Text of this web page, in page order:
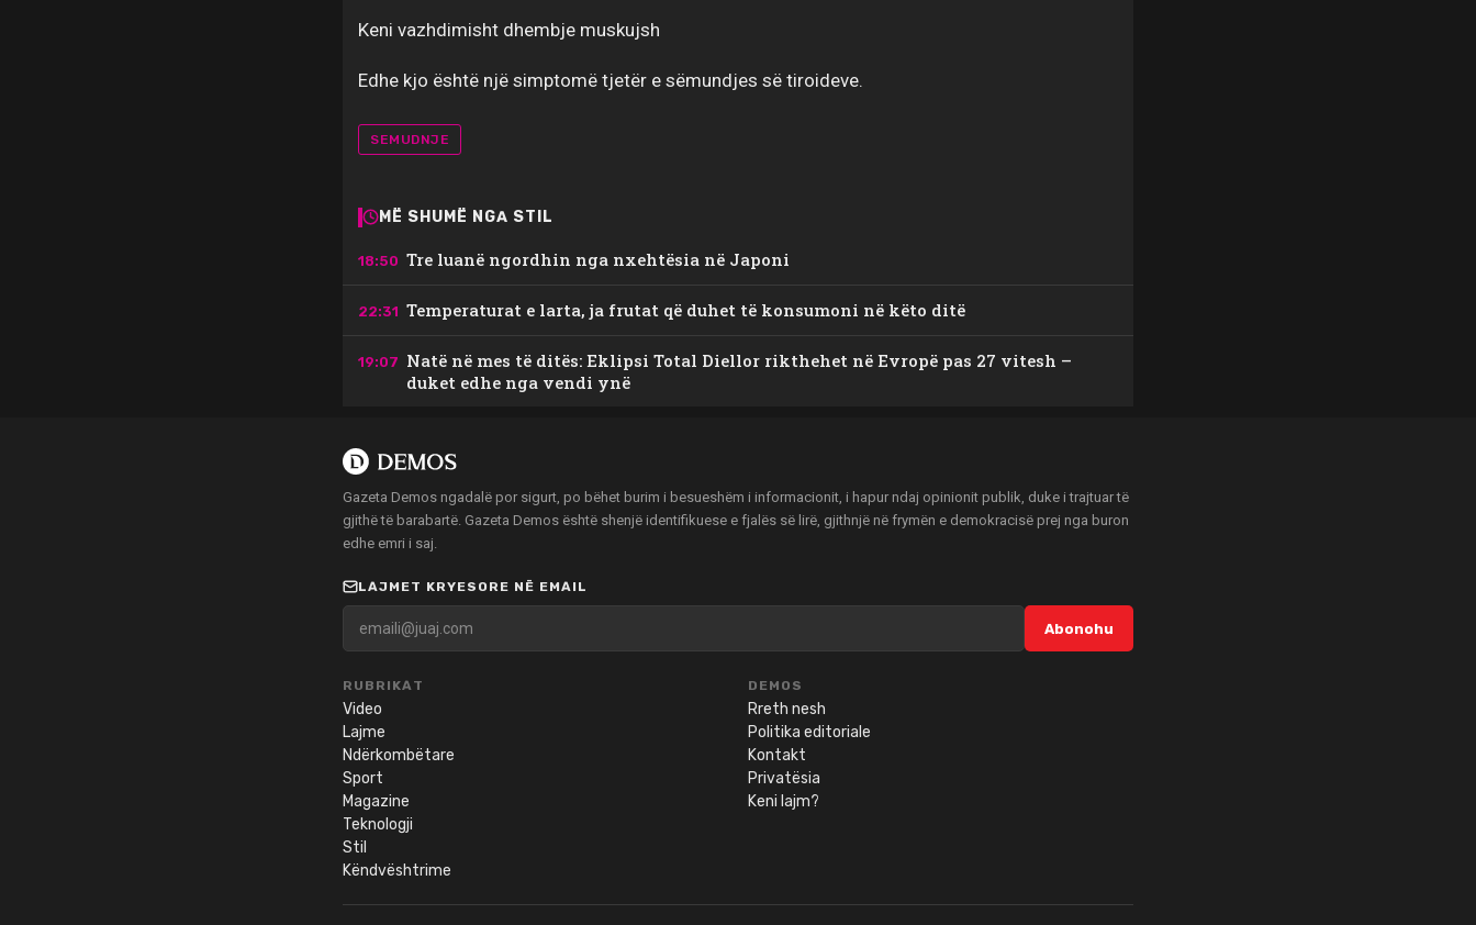
Keni vazhdimisht dhembje muskujsh
Edhe kjo është një simptomë tjetër e sëmundjes së tiroideve.
SEMUDNJE
MË SHUMË NGA STIL
18:50 Tre luanë ngordhin nga nxehtësia në Japoni
22:31 Temperaturat e larta, ja frutat që duhet të konsumoni në këto ditë
19:07 Natë në mes të ditës: Eklipsi Total Diellor rikthehet në Evropë pas 27 vitesh –
duket edhe nga vendi ynë
Gazeta Demos ngadalë por sigurt, po bëhet burim i besueshëm i informacionit, i hapur ndaj opinionit publik, duke i trajtuar të
gjithë të barabartë. Gazeta Demos është shenjë identifikuese e fjalës së lirë, gjithnjë në frymën e demokracisë prej nga buron
edhe emri i saj.
LAJMET KRYESORE NË EMAIL
Abonohu
RUBRIKAT
Video
Lajme
Ndërkombëtare
Sport
Magazine
Teknologji
Stil
Këndvështrime
DEMOS
Rreth nesh
Politika editoriale
Kontakt
Privatësia
Keni lajm?